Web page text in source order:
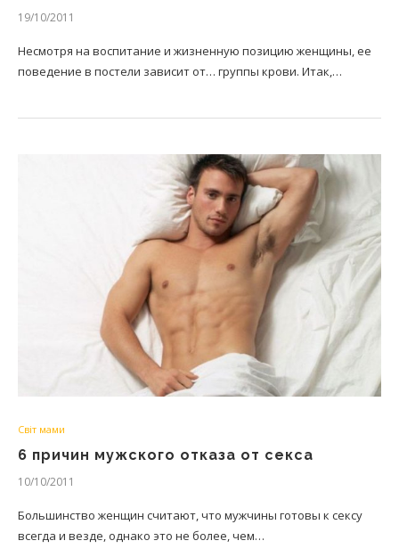
19/10/2011
Несмотря на воспитание и жизненную позицию женщины, ее
поведение в постели зависит от… группы крови. Итак,…
Світ мами
6 причин мужского отказа от секса
10/10/2011
Большинство женщин считают, что мужчины готовы к сексу
всегда и везде, однако это не более, чем…